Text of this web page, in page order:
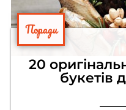
Поради
20
букетів